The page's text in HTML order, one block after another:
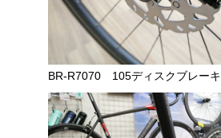
BR-R7070 105ディスクブレーキ